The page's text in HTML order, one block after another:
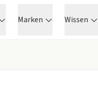
Marken Wissen